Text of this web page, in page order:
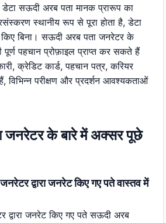
डेटा सऊदी अरब पता मानक प्रारूप का
स्थानीय रूप से पूरा होता है, डेटा
किए बिना। सऊदी अरब पता जनरेटर के
पहचान प्रोफ़ाइल प्राप्त कर सकते हैं
क्रेडिट कार्ड, पहचान पत्र, करियर
विभिन्न परीक्षण और प्रदर्शन आवश्यकताओं
जनरेटर के बारे में अक्सर पूछे
द्वारा जनरेट किए गए पते वास्तव में
द्वारा जनरेट किए गए पते सऊदी अरब